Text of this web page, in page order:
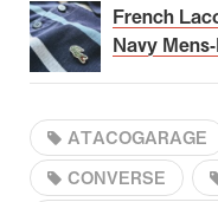
French
Navy
ATACOGARAGE
CONVERSE